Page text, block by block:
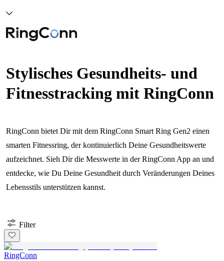
Stylisches Gesundheits- und
Fitnesstracking mit RingConn
RingConn bietet Dir mit dem RingConn Smart Ring Gen2 einen
smarten Fitnessring, der kontinuierlich Deine Gesundheitswerte
aufzeichnet. Sieh Dir die Messwerte in der RingConn App an und
entdecke, wie Du Deine Gesundheit durch Veränderungen Deines
Lebensstils unterstützen kannst.
Filter
RingConn